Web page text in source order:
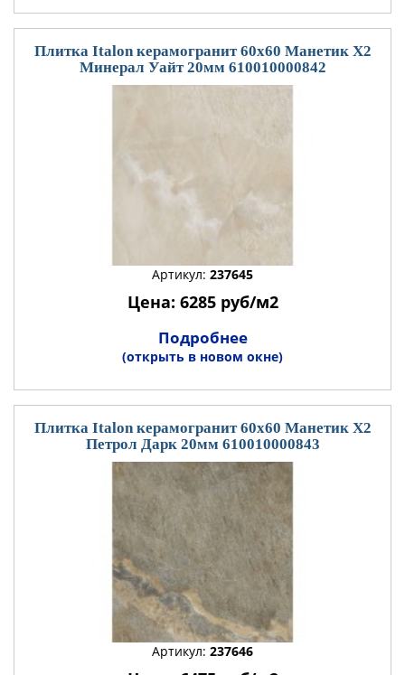
Плитка Italon керамогранит 60x60 Манетик Х2
Минерал Уайт 20мм 610010000842
Артикул: 237645
Цена: 6285 руб/м2
Подробнее
(открыть в новом окне)
Плитка Italon керамогранит 60x60 Манетик Х2
Петрол Дарк 20мм 610010000843
Артикул: 237646